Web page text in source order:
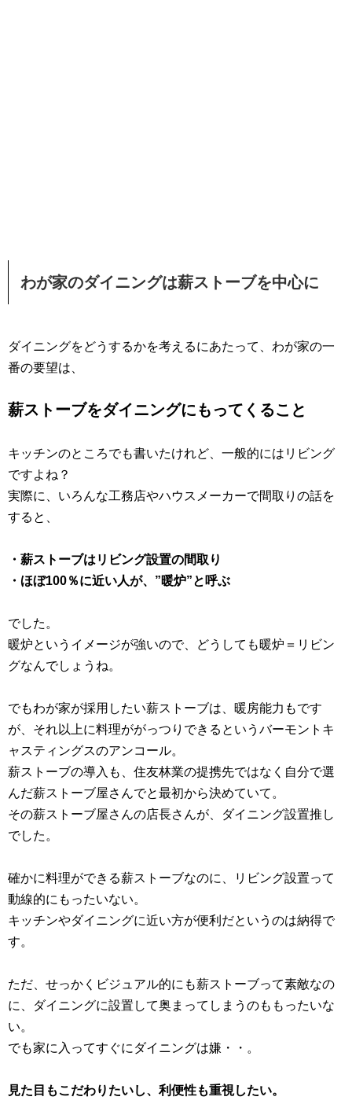
わが家のダイニングは薪ストーブを中心に
ダイニングをどうするかを考えるにあたって、わが家の一
番の要望は、
薪ストーブをダイニングにもってくること
キッチンのところでも書いたけれど、一般的にはリビング
ですよね？
実際に、いろんな工務店やハウスメーカーで間取りの話を
すると、
・薪ストーブはリビング設置の間取り
・ほぼ100％に近い人が、”暖炉”と呼ぶ
でした。
暖炉というイメージが強いので、どうしても暖炉＝リビン
グなんでしょうね。
でもわが家が採用したい薪ストーブは、暖房能力もです
が、それ以上に料理ががっつりできるというバーモントキ
ャスティングスのアンコール。
薪ストーブの導入も、住友林業の提携先ではなく自分で選
んだ薪ストーブ屋さんでと最初から決めていて。
その薪ストーブ屋さんの店長さんが、ダイニング設置推し
でした。
確かに料理ができる薪ストーブなのに、リビング設置って
動線的にもったいない。
キッチンやダイニングに近い方が便利だというのは納得で
す。
ただ、せっかくビジュアル的にも薪ストーブって素敵なの
に、ダイニングに設置して奥まってしまうのももったいな
い。
でも家に入ってすぐにダイニングは嫌・・。
見た目もこだわりたいし、利便性も重視したい。